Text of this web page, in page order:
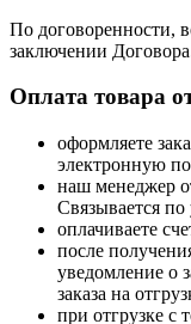
По договоренности,
заключении
Оплата товара
оформляете
электронную
наш менеджер
Связывается по
оплачиваете
после
уведомление о
заказа на
при отгрузке с